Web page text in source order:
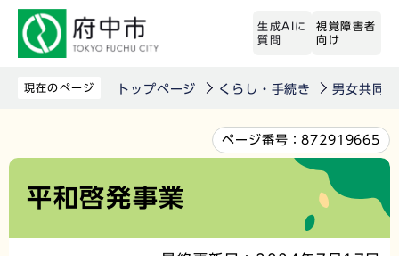
先
す
生成AIに
質問
視覚障害者
向け
現在のページ トップページ くらし・手続き 男女共同
文
か
ページ番号：872919665
平和啓発事業